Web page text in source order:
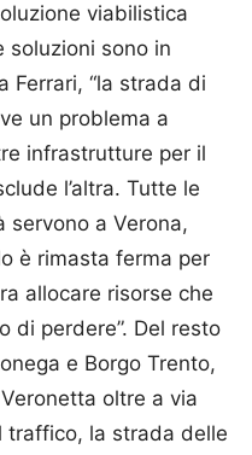
viabilistica
soluzioni sono in
Ferrari, “la strada di
un problema a
infrastrutture per il
l’altra. Tutte le
servono a Verona,
è rimasta ferma per
allocare risorse che
di perdere”. Del resto
e Borgo Trento,
oltre a via
traffico, la strada delle